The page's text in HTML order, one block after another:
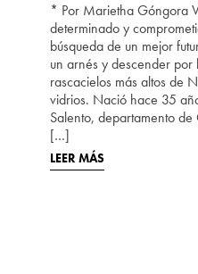
* Por Marietha Góngora
determinado y
búsqueda de un mejor
un arnés y descender por
rascacielos más altos de
vidrios. Nació hace 35
Salento, departamento
[…]
LEER MÁS